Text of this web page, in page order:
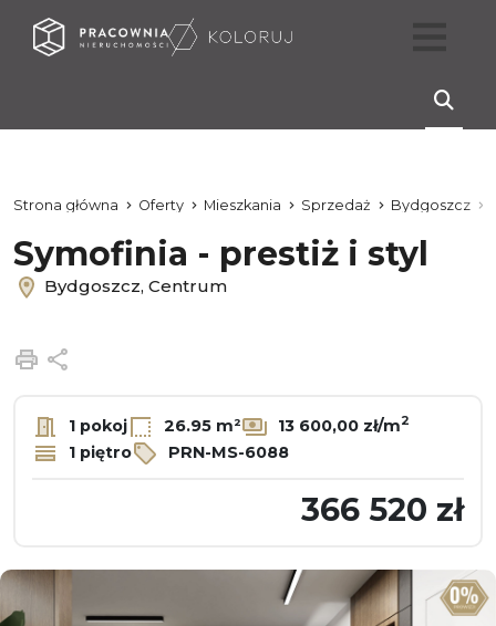
Strona główna Oferty Mieszkania Sprzedaż Bydgoszcz
Symofinia - prestiż i styl
Bydgoszcz, Centrum
Drukuj
1 pokoj 26.95 m² 13 600,00 zł/m2
1 piętro PRN-MS-6088
366 520 zł